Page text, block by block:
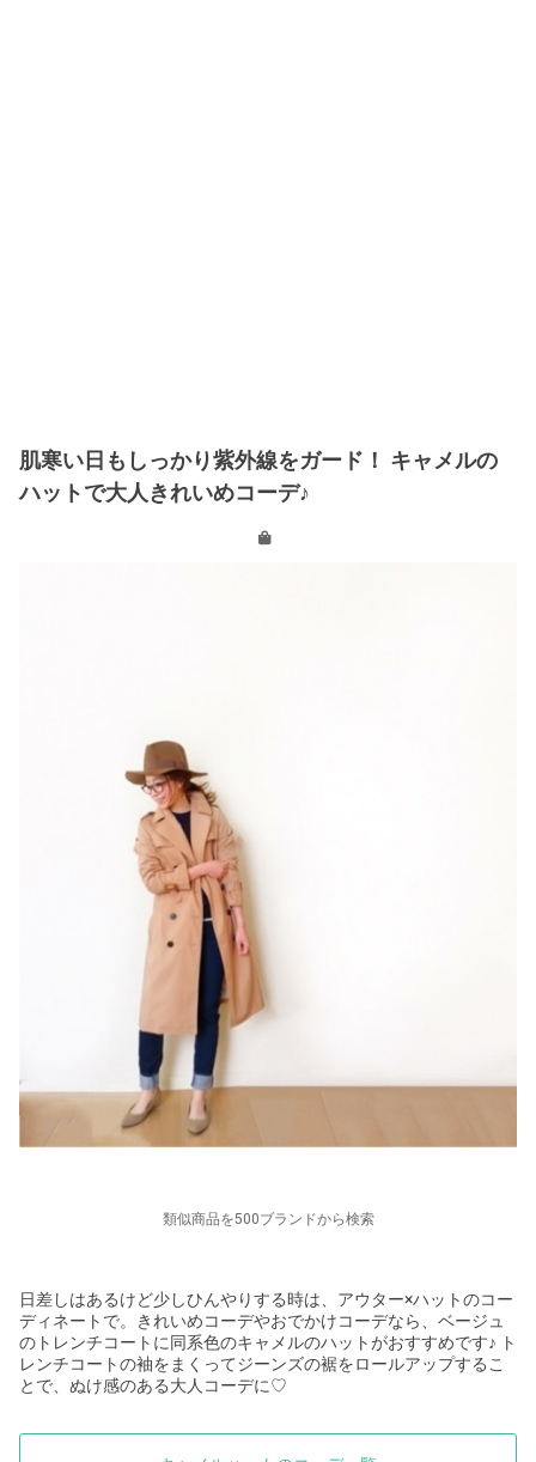
肌寒い日もしっかり紫外線をガード！ キャメルの
ハットで大人きれいめコーデ♪
類似商品を500ブランドから検索
日差しはあるけど少しひんやりする時は、アウター×ハットのコー
ディネートで。きれいめコーデやおでかけコーデなら、ベージュ
のトレンチコートに同系色のキャメルのハットがおすすめです♪ ト
レンチコートの袖をまくってジーンズの裾をロールアップするこ
とで、ぬけ感のある大人コーデに ♡